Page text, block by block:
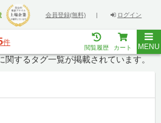
会員登録(無料) | ログイン
件
閲覧履歴 カート MENU
するタグ一覧が掲載されています。